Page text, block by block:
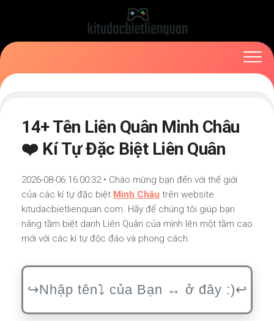
14+ Tên Liên Quân Minh Châu
❤️ Kí Tự Đặc Biệt Liên Quân
2026-08-06 16:00:32 • Chào mừng bạn đến với thế giới
của các kí tự đặc biệt Minh Châu trên website
kitudacbietlienquan.com. Hãy để chúng tôi giúp bạn
nâng tầm biệt danh Liên Quân của mình lên một tầm cao
mới với các kí tự độc đáo và phong cách.